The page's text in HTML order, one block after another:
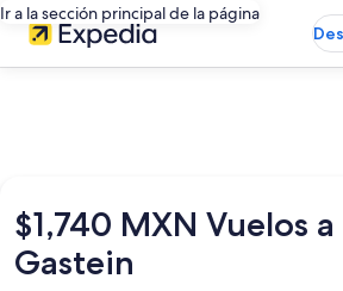
Ir a la sección principal de la página
$1,740 MXN Vuelos a
Gastein